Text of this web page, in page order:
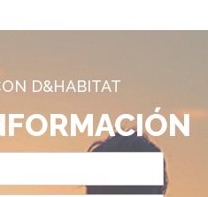
D&HABITAT